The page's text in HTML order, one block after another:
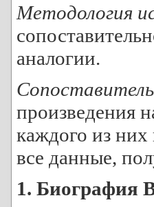
Методология
аналогии.
произведения
каждого из
все данные,
1. Биография